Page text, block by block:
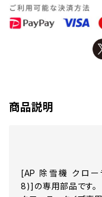
商品説明
[AP 除雪機 クロ
8)]の専用部品です。